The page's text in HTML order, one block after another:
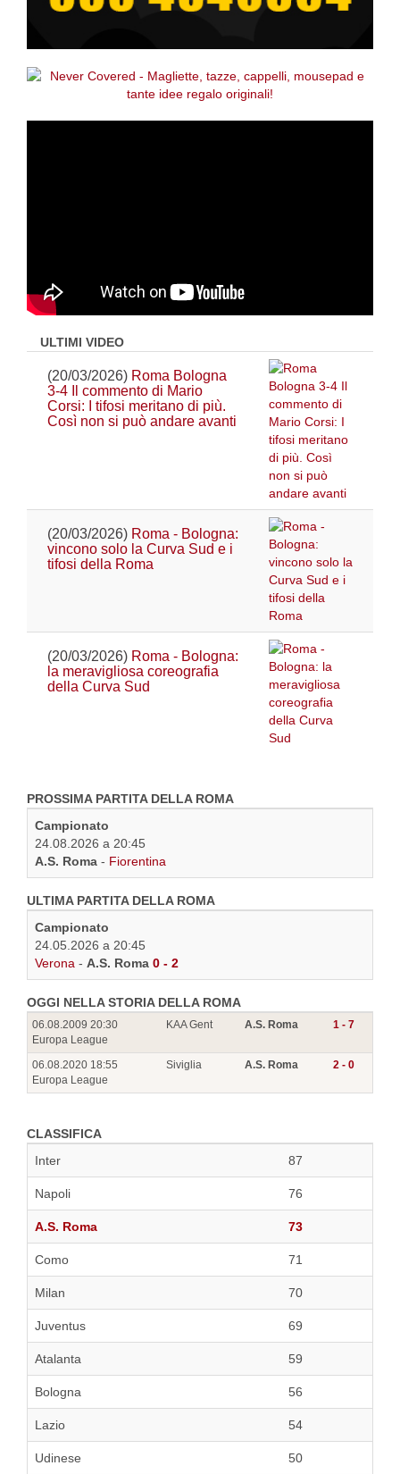
ULTIMI VIDEO
(20/03/2026) Roma Bologna
3-4 Il commento di Mario
Corsi: I tifosi meritano di più.
Così non si può andare avanti
(20/03/2026) Roma - Bologna:
vincono solo la Curva Sud e i
tifosi della Roma
(20/03/2026) Roma - Bologna:
la meravigliosa coreografia
della Curva Sud
PROSSIMA PARTITA DELLA ROMA
Campionato
24.08.2026 a 20:45
A.S. Roma - Fiorentina
ULTIMA PARTITA DELLA ROMA
Campionato
24.05.2026 a 20:45
Verona - A.S. Roma 0 - 2
OGGI NELLA STORIA DELLA ROMA
06.08.2009 20:30
Europa League
KAA Gent A.S. Roma 1 - 7
06.08.2020 18:55
Europa League
Siviglia A.S. Roma 2 - 0
CLASSIFICA
Inter
87
Napoli 76
A.S. Roma 73
Como 71
Milan 70
Juventus 69
Atalanta 59
Bologna 56
Lazio 54
Udinese 50